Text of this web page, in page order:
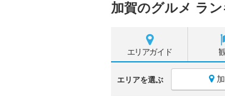
加賀のグルメ ラ
エリアガイド
エリアを選ぶ